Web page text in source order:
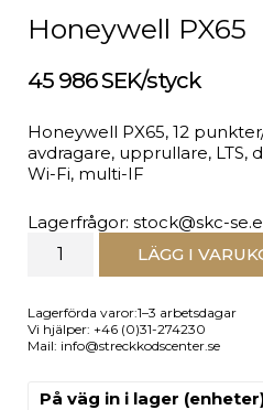
Honeywell PX65
45 986 SEK/styck
Honeywell PX65, 12
avdragare, upprullare, LTS,
Wi-Fi, multi-IF
Lagerfrågor: stock@skc-
LÄGG I
Lagerförda varor:1–3 arbetsdagar
Vi hjälper: +46 (0)31-274230
Mail: info@streckkodscenter.se
På väg in i lager